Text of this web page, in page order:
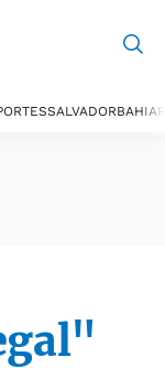
SALVADORBAHIA